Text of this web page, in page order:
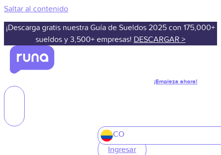
Saltar al contenido
¡Descarga gratis nuestra Guía de Sueldos 2025 con 175,000+
sueldos y 3,500+ empresas! DESCARGAR >
¡Empieza ahora!
CO
Ingresar